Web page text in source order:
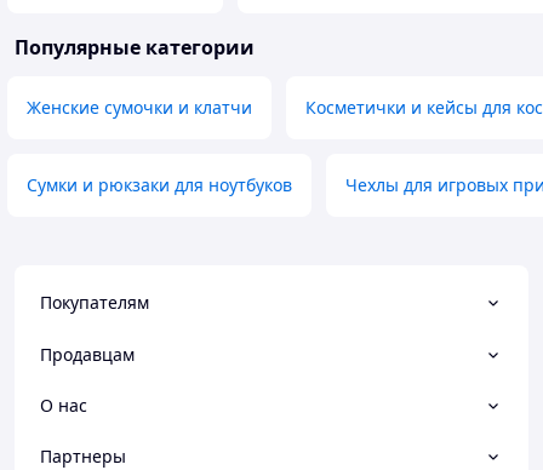
Популярные категории
Женские сумочки и клатчи Косметички и кейсы для
Сумки и рюкзаки для ноутбуков Чехлы для игровых
Покупателям
Продавцам
О нас
Партнеры